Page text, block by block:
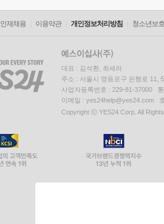
인재채용 이용약관 개인정보처리방침 청소년보
대표 : 김석환, 최세라
주소 : 서울시 영등포구 은행로 11,
사업자등록번호 : 229-81-37000
이메일 : yes24help@yes24.com
Copyright ⓒ YES24 Corp. All